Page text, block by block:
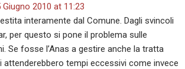
Giugno 2010 at 11:23
interamente dal Comune. Dagli svincoli
per questo si pone il problema sulle
Se fosse l’Anas a gestire anche la tratta
attenderebbero tempi eccessivi come invece